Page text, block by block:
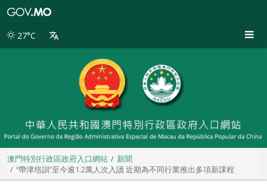
別
27°C
澳門特別行政區政府入口網站
新聞
“帶津培訓”至今逾1.2萬人次入讀 近期為不同行業推出多項新課程